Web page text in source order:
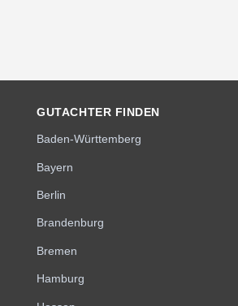
GUTACHTER FINDEN
Baden-Württemberg
Bayern
Berlin
Brandenburg
Bremen
Hamburg